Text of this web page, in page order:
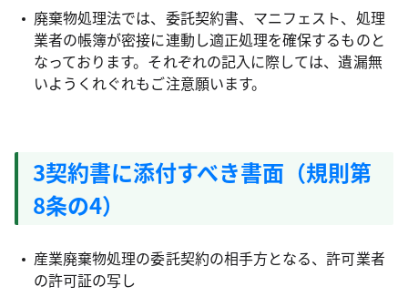
廃棄物処理法では、委託契約書、マニフェスト、処理
業者の帳簿が密接に連動し適正処理を確保するものと
なっております。それぞれの記入に際しては、遺漏無
いようくれぐれもご注意願います。
3契約書に添付すべき書面（規則第
8条の4）
産業廃棄物処理の委託契約の相手方となる、許可業者
の許可証の写し